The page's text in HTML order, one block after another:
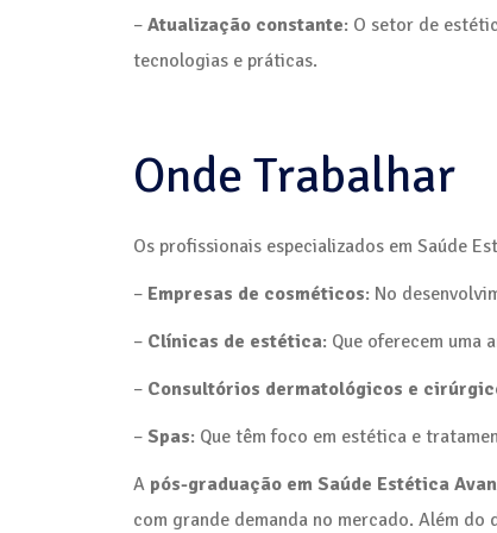
– Atualização constante: O setor de
tecnologias e práticas.
Onde Trabalhar
Os profissionais especializados em Saúde
– Empresas de cosméticos: No
– Clínicas de estética: Que oferecem uma
– Consultórios dermatológicos e
– Spas: Que têm foco em estética e
A pós-graduação em Saúde Estética
com grande demanda no mercado. Além